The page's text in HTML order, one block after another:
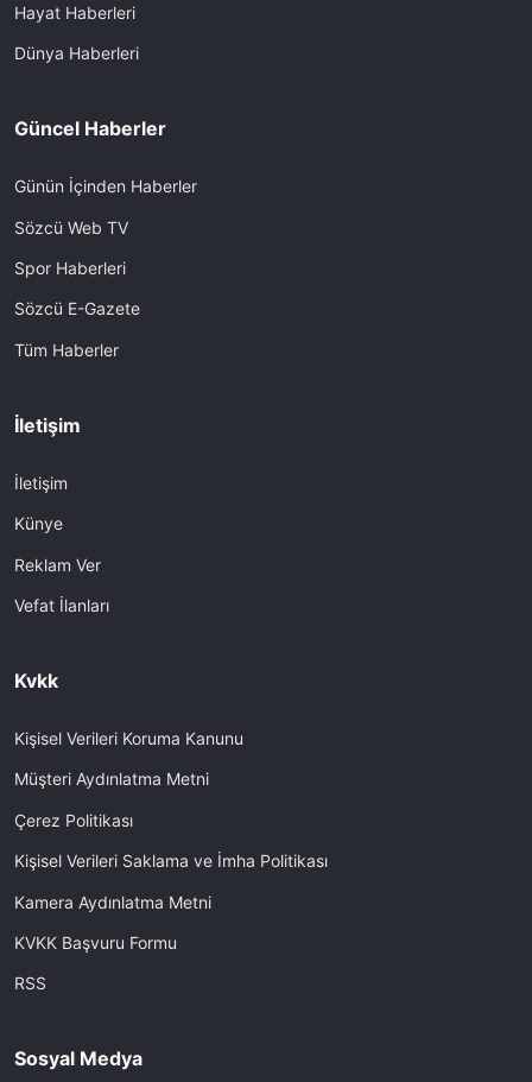
Hayat Haberleri
Dünya Haberleri
Güncel Haberler
Günün İçinden Haberler
Sözcü Web TV
Spor Haberleri
Sözcü E-Gazete
Tüm Haberler
İletişim
İletişim
Künye
Reklam Ver
Vefat İlanları
Kvkk
Kişisel Verileri Koruma Kanunu
Müşteri Aydınlatma Metni
Çerez Politikası
Kişisel Verileri Saklama ve İmha Politikası
Kamera Aydınlatma Metni
KVKK Başvuru Formu
RSS
Sosyal Medya